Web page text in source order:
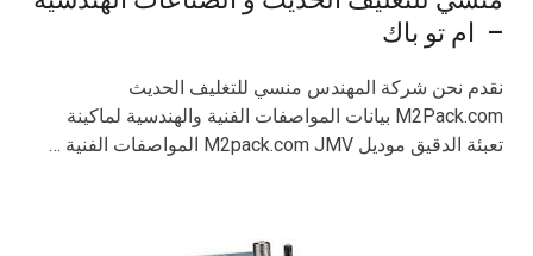
– ام تو باك
نقدم نحن شركة المهندس منسي للتغليف الحديث
M2Pack.com بيانات المواصفات الفنية والهندسية لماكينة
تعبئة الدقيق موديل M2pack.com JMV المواصفات الفنية …